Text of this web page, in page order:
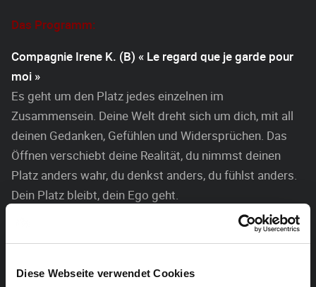
Diese Webseite verwendet Cookies
Das Programm:
Compagnie Irene K. (B) « Le regard que je garde pour
moi »
Es geht um den Platz jedes einzelnen im
Zusammensein. Deine Welt dreht sich um dich, mit all
deinen Gedanken, Gefühlen und Widersprüchen. Das
Öffnen verschiebt deine Realität, du nimmst deinen
Platz anders wahr, du denkst anders, du fühlst anders.
Dein Platz bleibt, dein Ego geht.